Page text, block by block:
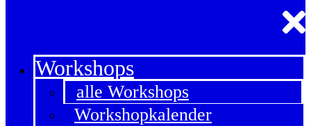
Workshops
alle Workshops
Workshopkalender